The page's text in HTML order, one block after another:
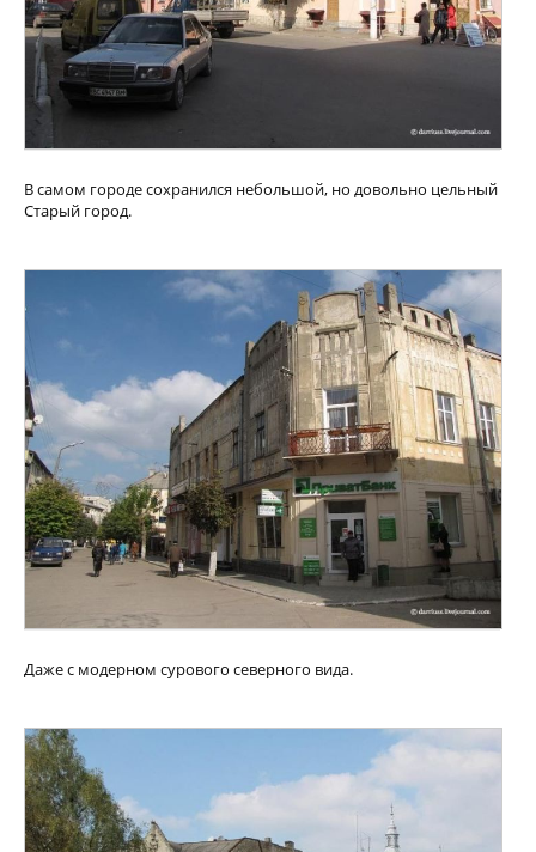
В самом городе сохранился небольшой, но довольно цельный
Старый город.
Даже с модерном сурового северного вида.